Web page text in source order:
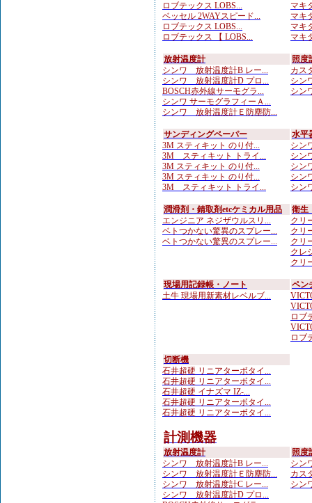
ロブテックス LOBS...
ベッセル 2WAYスピード...
ロブテックス LOBS...
ロブテックス 【 LOBS...
マキ
マキ
マキ
マキ
放射温度計
シンワ 放射温度計B レー...
シンワ 放射温度計D プロ...
BOSCH赤外線サーモグラ...
シンワ サーモグラフィーＡ...
シンワ 放射温度計Ｅ防塵防...
照度
カス
シン
シン
サンディングペーパー
3M スティキット のり付...
3M スティキット トライ...
3M スティキット のり付...
3M スティキット のり付...
3M スティキット トライ...
水平
シン
シン
シン
シン
シン
潤滑剤・錆取剤etcケミカル用品
エンジニア ネジザウルスリ...
ベトつかない驚異のスプレー...
ベトつかない驚異のスプレー...
衛生
クリ
クリ
クリ
クレ
クリ
現場用記録帳・ノート
土牛 現場用新素材レベルブ...
ペン
ロブ
ロブ
切断機
石井超硬 リニアターボタイ...
石井超硬 リニアターボタイ...
石井超硬 イナズマ IZ-...
石井超硬 リニアターボタイ...
石井超硬 リニアターボタイ...
計測機器
放射温度計
シンワ 放射温度計B レー...
シンワ 放射温度計Ｅ防塵防...
シンワ 放射温度計C レー...
シンワ 放射温度計D プロ...
照度
シン
カス
シン